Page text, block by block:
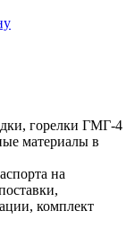
горелки ГМГ-4
материалы в
на
комплект